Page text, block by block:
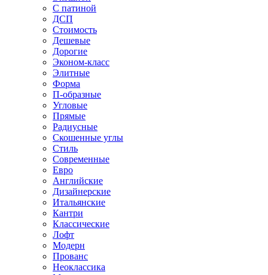
С патиной
ДСП
Стоимость
Дешевые
Дорогие
Эконом-класс
Элитные
Форма
П-образные
Угловые
Прямые
Радиусные
Скошенные углы
Стиль
Современные
Евро
Английские
Дизайнерские
Итальянские
Кантри
Классические
Лофт
Модерн
Прованс
Неоклассика